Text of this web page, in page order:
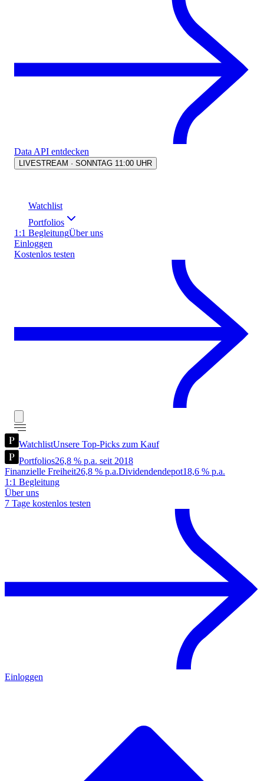
Data API entdecken
LIVESTREAM · SONNTAG 11:00 UHR
Watchlist
Portfolios
1:1 BegleitungÜber uns
Einloggen
Kostenlos testen
WatchlistUnsere Top-Picks zum Kauf
Portfolios26,8 % p.a. seit 2018
Finanzielle Freiheit26,8 % p.a.Dividendendepot18,6 % p.a.
1:1 Begleitung
Über uns
7 Tage kostenlos testen
Einloggen